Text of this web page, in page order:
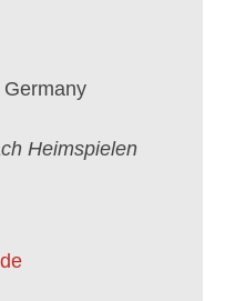
Heimspielen